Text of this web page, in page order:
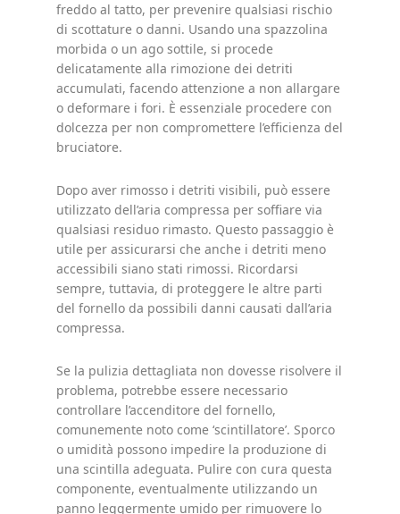
freddo al tatto, per prevenire qualsiasi rischio
di scottature o danni. Usando una spazzolina
morbida o un ago sottile, si procede
delicatamente alla rimozione dei detriti
accumulati, facendo attenzione a non allargare
o deformare i fori. È essenziale procedere con
dolcezza per non compromettere l’efficienza del
bruciatore.
Dopo aver rimosso i detriti visibili, può essere
utilizzato dell’aria compressa per soffiare via
qualsiasi residuo rimasto. Questo passaggio è
utile per assicurarsi che anche i detriti meno
accessibili siano stati rimossi. Ricordarsi
sempre, tuttavia, di proteggere le altre parti
del fornello da possibili danni causati dall’aria
compressa.
Se la pulizia dettagliata non dovesse risolvere il
problema, potrebbe essere necessario
controllare l’accenditore del fornello,
comunemente noto come ‘scintillatore’. Sporco
o umidità possono impedire la produzione di
una scintilla adeguata. Pulire con cura questa
componente, eventualmente utilizzando un
panno leggermente umido per rimuovere lo